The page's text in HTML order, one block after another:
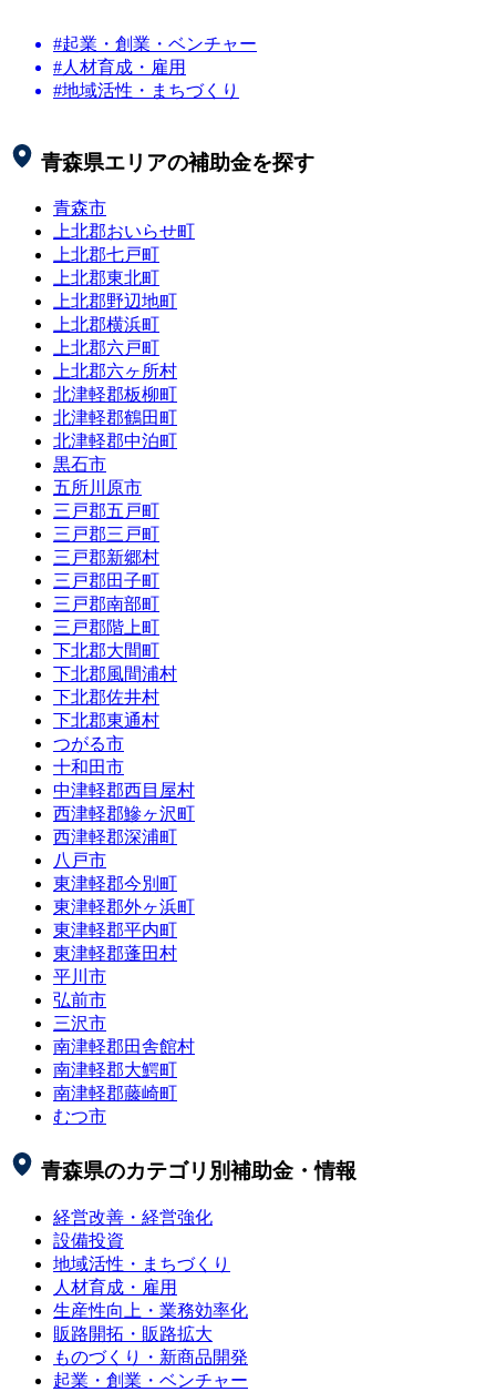
#起業・創業・ベンチャー
#人材育成・雇用
#地域活性・まちづくり
青森県エリアの補助金を探す
青森市
上北郡おいらせ町
上北郡七戸町
上北郡東北町
上北郡野辺地町
上北郡横浜町
上北郡六戸町
上北郡六ヶ所村
北津軽郡板柳町
北津軽郡鶴田町
北津軽郡中泊町
黒石市
五所川原市
三戸郡五戸町
三戸郡三戸町
三戸郡新郷村
三戸郡田子町
三戸郡南部町
三戸郡階上町
下北郡大間町
下北郡風間浦村
下北郡佐井村
下北郡東通村
つがる市
十和田市
中津軽郡西目屋村
西津軽郡鰺ヶ沢町
西津軽郡深浦町
八戸市
東津軽郡今別町
東津軽郡外ヶ浜町
東津軽郡平内町
東津軽郡蓬田村
平川市
弘前市
三沢市
南津軽郡田舎館村
南津軽郡大鰐町
南津軽郡藤崎町
むつ市
青森県のカテゴリ別補助金・情報
経営改善・経営強化
設備投資
地域活性・まちづくり
人材育成・雇用
生産性向上・業務効率化
販路開拓・販路拡大
ものづくり・新商品開発
起業・創業・ベンチャー